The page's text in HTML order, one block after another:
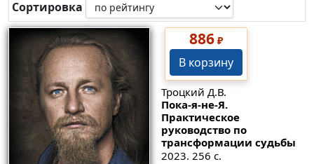
Сортировка
886₽
В корзину
Троцкий Д.В.
Пока-я-не-Я.
Практическое
руководство по
трансформации судьбы
2023. 256 с.